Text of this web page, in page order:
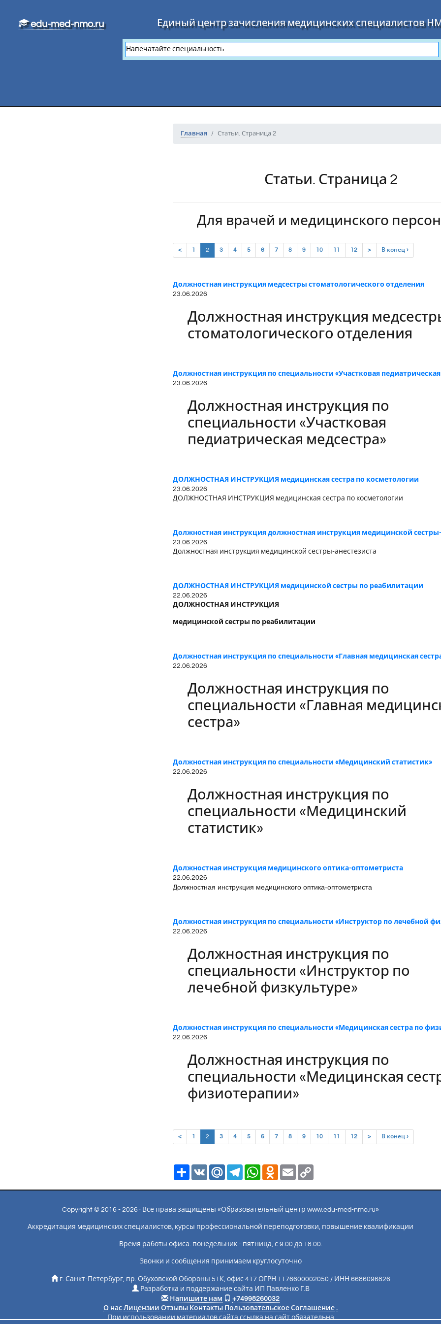
edu-med-nmo.ru Единый центр зачисления медицинских специалистов
Главная Статьи. Страница 2
Статьи. Страница 2
Для врачей и медицинского
< 1 2 (current)
3 4 5 6 7 8 9 10 11 12 > В конец ›
Должностная инструкция медсестры стоматологического отделения
23.06.2026
Должностная инструкция
стоматологического отделения
Должностная инструкция по специальности «Участковая педиатрическая
23.06.2026
Должностная инструкция по
специальности «Участковая
педиатрическая медсестра»
ДОЛЖНОСТНАЯ ИНСТРУКЦИЯ медицинская сестра по косметологии
23.06.2026
ДОЛЖНОСТНАЯ ИНСТРУКЦИЯ медицинская сестра по косметологии
Должностная инструкция должностная инструкция медицинской сестры-
23.06.2026
Должностная инструкция медицинской сестры-анестезиста
ДОЛЖНОСТНАЯ ИНСТРУКЦИЯ медицинской сестры по реабилитации
22.06.2026
ДОЛЖНОСТНАЯ ИНСТРУКЦИЯ
медицинской сестры по реабилитации
Должностная инструкция по специальности «Главная медицинская
22.06.2026
Должностная инструкция по
специальности «Главная
сестра»
Должностная инструкция по специальности «Медицинский статистик»
22.06.2026
Должностная инструкция по
специальности «Медицинский
статистик»
Должностная инструкция медицинского оптика-оптометриста
22.06.2026
Должностная инструкция медицинского оптика-оптометриста
Должностная инструкция по специальности «Инструктор по лечебной
22.06.2026
Должностная инструкция по
специальности «Инструктор по
лечебной физкультуре»
Должностная инструкция по специальности «Медицинская сестра по
22.06.2026
Должностная инструкция по
специальности «Медицинская
физиотерапии»
< 1 2 (current)
3 4 5 6 7 8 9 10 11 12 > В конец ›
РесурсVK Mail.Ru TelegramWhatsAppOdnoklassniki
Email
Copyright © 2016 - 2026 · Все права защищены «Образовательный центр www.edu-med-nmo.ru»
Аккредитация медицинских специалистов, курсы профессиональной переподготовки, повышение квалификации
Время работы офиса: понедельник - пятница, с 9:00 до 18:00.
Звонки и сообщения принимаем круглосуточно
г. Санкт-Петербург, пр. Обуховской Обороны 51К, офис 417 ОГРН 1176600002050 / ИНН 6686096826
Разработка и поддержание сайта ИП Павленко Г.В
Напишите нам
+74998260032
О нас Лицензии Отзывы Контакты Пользовательское Соглашение .
При использовании материалов сайта ссылка на сайт обязательна